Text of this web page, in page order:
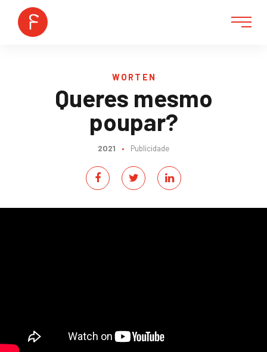
WORTEN
Queres mesmo
poupar?
2021 • Publicidade